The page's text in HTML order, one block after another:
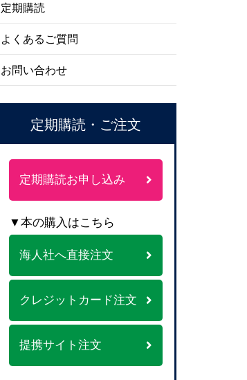
定期購読
よくあるご質問
お問い合わせ
定期購読・ご注文
定期購読お申し込み
▼本の購入はこちら
海人社へ直接注文
クレジットカード注文
提携サイト注文